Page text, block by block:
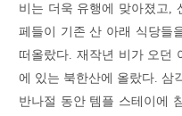
비는 더욱 유행에 맞아졌고,
페들이 기존 산 아래 식당들
떠올랐다. 재작년 비가 오던
에 있는 북한산에 올랐다. 삼
반나절 동안 템플 스테이에